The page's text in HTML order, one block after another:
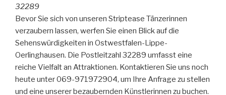
32289
Bevor Sie sich von unseren Striptease Tänzerinnen
verzaubern lassen, werfen Sie einen Blick auf die
Sehenswürdigkeiten in Ostwestfalen-Lippe-
Oerlinghausen. Die Postleitzahl 32289 umfasst eine
reiche Vielfalt an Attraktionen. Kontaktieren Sie uns noch
heute unter 069-971972904, um Ihre Anfrage zu stellen
und eine unserer bezaubernden Künstlerinnen zu buchen.